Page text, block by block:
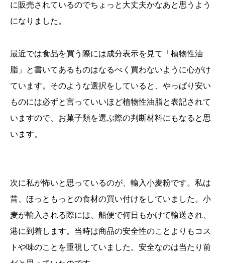
に販売されているのでちょっと大丈夫かなあと思うよう
になりました。
最近では食品を買う際には成分表示を見て「植物性油
脂」と書いてあるものはなるべく買わないように心がけ
ています。そのような選択をしていると、やっぱり安い
ものには必ずと言っていいほど植物性油脂と表記されて
いますので、お菓子類を選ぶ際の判断材料にもなると思
います。
次に私が怖いと思っているのが、輸入小麦粉です。私は
昔、ほっともっとの食材の買い付けをしていました。小
麦が輸入される際には、船便で何日もかけて輸送され、
港に到着します。当時は商品の安全性のことよりもコス
トや味のことを重視していました。安全なのは当たり前